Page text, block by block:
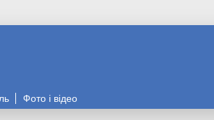
Фото і відео